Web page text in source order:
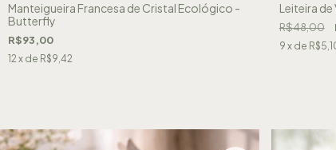
Manteigueira Francesa de Cristal Ecológico -
Butterfly
R$93,00
12x de R$9,42
Leiteira
R$48,00
9 x de